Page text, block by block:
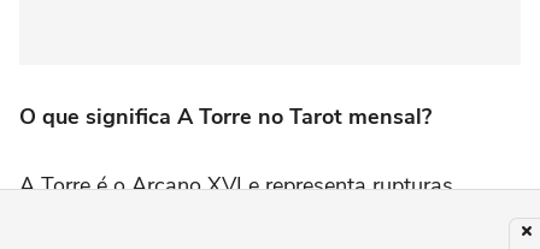
O que significa A Torre no Tarot mensal?
A Torre é o Arcano XVI e representa rupturas,